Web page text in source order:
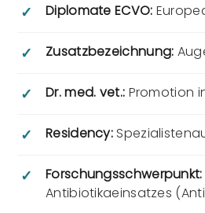
✓ Diplomate ECVO:
✓ Zusatzbezeichnung:
✓ Dr. med. vet.: Promotion
✓ Residency:
✓ Forschungsschwerpunkt:
Antibiotikaeinsatzes